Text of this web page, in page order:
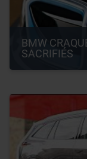
BMW
SACRIFIÉS